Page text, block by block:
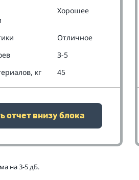
Хорошее
Отличное
3-5
кг
45
отчет внизу блока
на 3-5 дБ.